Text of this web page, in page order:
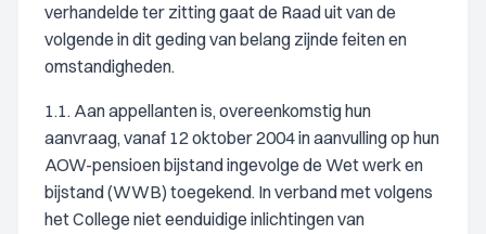
verhandelde ter zitting gaat de Raad uit van de
volgende in dit geding van belang zijnde feiten en
omstandigheden.
1.1. Aan appellanten is, overeenkomstig hun
aanvraag, vanaf 12 oktober 2004 in aanvulling op hun
AOW-pensioen bijstand ingevolge de Wet werk en
bijstand (WWB) toegekend. In verband met volgens
het College niet eenduidige inlichtingen van